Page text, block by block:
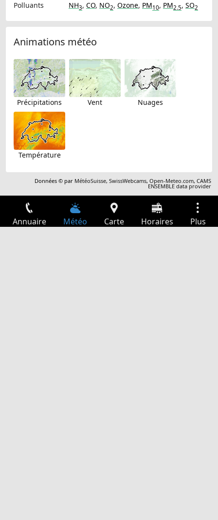
Polluants
NH3, CO, NO2, Ozone, PM10, PM2.5, SO2
Animations météo
Précipitations Vent Nuages
Température
Données © par MétéoSuisse,SwissWebcams,Open-Meteo.com,CAMS
ENSEMBLE data provider
Annuaire Météo Carte Horaires Plus